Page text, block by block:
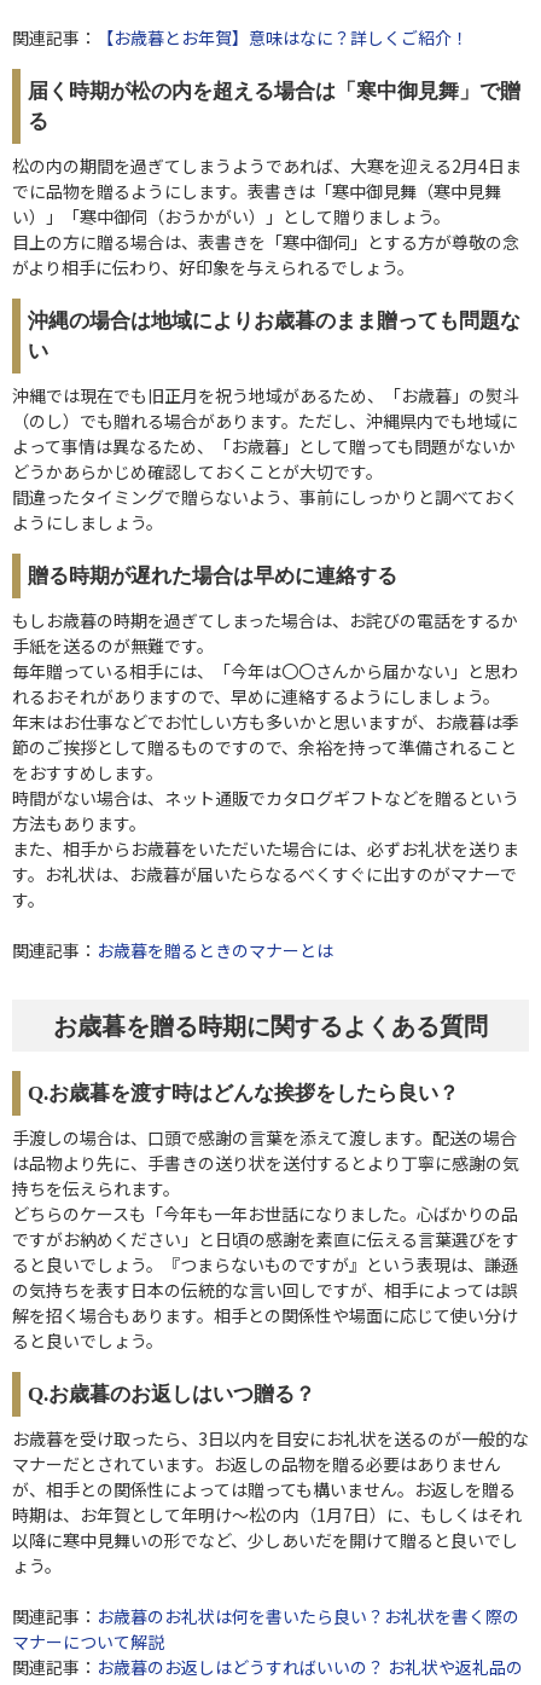
関連記事： 【お歳暮とお年賀】意味はなに？詳しくご紹介！
届く時期が松の内を超える場合は「寒中御見舞」で贈
る
松の内の期間を過ぎてしまうようであれば、大寒を迎える2月4日ま
でに品物を贈るようにします。表書きは「寒中御見舞（寒中見舞
い）」「寒中御伺（おうかがい）」として贈りましょう。
目上の方に贈る場合は、表書きを「寒中御伺」とする方が尊敬の念
がより相手に伝わり、好印象を与えられるでしょう。
沖縄の場合は地域によりお歳暮のまま贈っても問題な
い
沖縄では現在でも旧正月を祝う地域があるため、「お歳暮」の熨斗
（のし）でも贈れる場合があります。ただし、沖縄県内でも地域に
よって事情は異なるため、「お歳暮」として贈っても問題がないか
どうかあらかじめ確認しておくことが大切です。
間違ったタイミングで贈らないよう、事前にしっかりと調べておく
ようにしましょう。
贈る時期が遅れた場合は早めに連絡する
もしお歳暮の時期を過ぎてしまった場合は、お詫びの電話をするか
手紙を送るのが無難です。
毎年贈っている相手には、「今年は〇〇さんから届かない」と思わ
れるおそれがありますので、早めに連絡するようにしましょう。
年末はお仕事などでお忙しい方も多いかと思いますが、お歳暮は季
節のご挨拶として贈るものですので、余裕を持って準備されること
をおすすめします。
時間がない場合は、ネット通販でカタログギフトなどを贈るという
方法もあります。
また、相手からお歳暮をいただいた場合には、必ずお礼状を送りま
す。お礼状は、お歳暮が届いたらなるべくすぐに出すのがマナーで
す。
関連記事： お歳暮を贈るときのマナーとは
お歳暮を贈る時期に関するよくある質問
Q.お歳暮を渡す時はどんな挨拶をしたら良い？
手渡しの場合は、口頭で感謝の言葉を添えて渡します。配送の場合
は品物より先に、手書きの送り状を送付するとより丁寧に感謝の気
持ちを伝えられます。
どちらのケースも「今年も一年お世話になりました。心ばかりの品
ですがお納めください」と日頃の感謝を素直に伝える言葉選びをす
ると良いでしょう。『つまらないものですが』という表現は、謙遜
の気持ちを表す日本の伝統的な言い回しですが、相手によっては誤
解を招く場合もあります。相手との関係性や場面に応じて使い分け
ると良いでしょう。
Q.お歳暮のお返しはいつ贈る？
お歳暮を受け取ったら、3日以内を目安にお礼状を送るのが一般的な
マナーだとされています。お返しの品物を贈る必要はありません
が、相手との関係性によっては贈っても構いません。お返しを贈る
時期は、お年賀として年明け～松の内（1月7日）に、もしくはそれ
以降に寒中見舞いの形でなど、少しあいだを開けて贈ると良いでし
ょう。
関連記事： お歳暮のお礼状は何を書いたら良い？お礼状を書く際の
マナーについて解説
関連記事： お歳暮のお返しはどうすればいいの？ お礼状や返礼品の